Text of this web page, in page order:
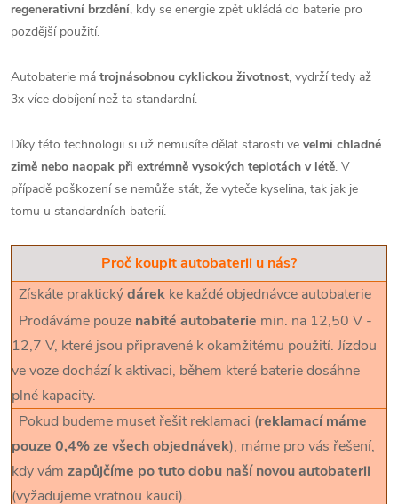
regenerativní brzdění, kdy se energie zpět ukládá do baterie pro
pozdější použití.
Autobaterie má trojnásobnou cyklickou životnost, vydrží tedy až
3x více dobíjení než ta standardní.
Díky této technologii si už nemusíte dělat starosti ve velmi chladné
zimě nebo naopak při extrémně vysokých teplotách v létě. V
případě poškození se nemůže stát, že vyteče kyselina, tak jak je
tomu u standardních baterií.
Proč koupit autobaterii u nás?
Získáte praktickýdárek ke každé objednávce autobaterie
Prodáváme pouze nabité autobaterie min. na 12,50 V -
12,7 V, které jsou připravené k okamžitému použití. Jízdou
ve voze dochází k aktivaci, během které baterie dosáhne
plné kapacity.
Pokud budeme muset řešit reklamaci (reklamací máme
pouze 0,4% ze všech objednávek), máme pro vás řešení,
kdy vám zapůjčíme po tuto dobu naší novou autobaterii
(vyžadujeme vratnou kauci).